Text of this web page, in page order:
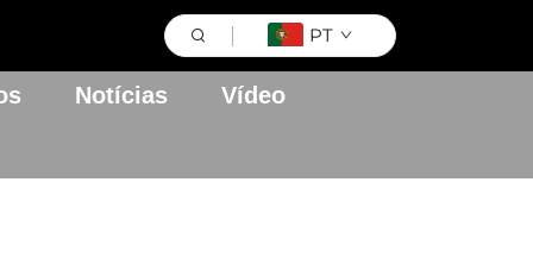
PT
Notícias Vídeo